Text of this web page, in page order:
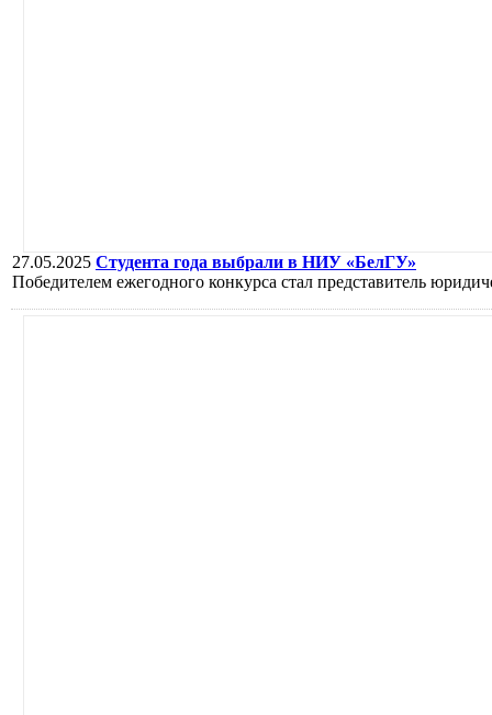
27.05.2025 Студента года выбрали в НИУ «БелГУ»
Победителем ежегодного конкурса стал представитель